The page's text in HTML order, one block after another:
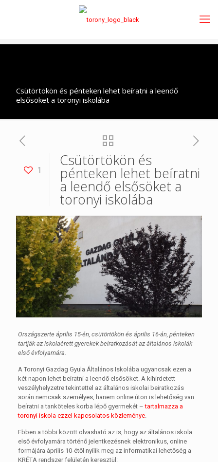
Csütörtökön és pénteken lehet beíratni a leendő
elsősöket a toronyi iskolába
1
Csütörtökön és
pénteken lehet beíratni
a leendő elsősöket a
toronyi iskolába
Országszerte április 15-én, csütörtökön és április 16-án, pénteken
tartják az iskolaérett gyerekek beiratkozását az általános iskolák
első évfolyamára.
A Toronyi Gazdag Gyula Általános Iskolába ugyancsak ezen a
két napon lehet beíratni a leendő elsősöket. A kihirdetett
veszélyhelyzetre tekintettel az általános iskolai beiratkozás
során nemcsak személyes, hanem online úton is lehetőség van
beíratni a tanköteles korba lépő gyermekét –tartalmazza a
toronyi iskola ezzel kapcsolatos közleménye.
Ebben a többi között olvasható az is, hogy az általános iskola
első évfolyamára történő jelentkezésnek elektronikus, online
formájára április 10-étől nyílik meg az informatikai lehetőség a
KRÉTA rendszer felületén keresztül: